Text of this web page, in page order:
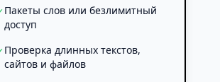
Пакеты слов или безлимитный
доступ
Проверка длинных текстов,
сайтов и файлов